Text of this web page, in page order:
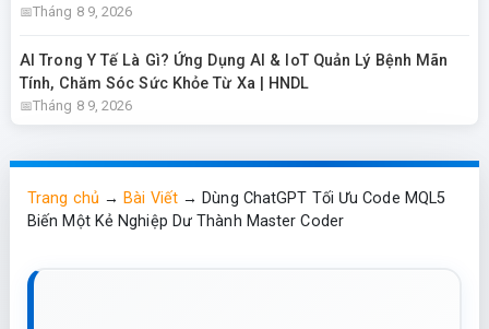
Tháng 8 9, 2026
AI Trong Y Tế Là Gì? Ứng Dụng AI & IoT Quản Lý Bệnh Mãn
Tính, Chăm Sóc Sức Khỏe Từ Xa | HNDL
Tháng 8 9, 2026
Trang chủ →Bài Viết→Dùng ChatGPT Tối Ưu Code MQL5
Biến Một Kẻ Nghiệp Dư Thành Master Coder